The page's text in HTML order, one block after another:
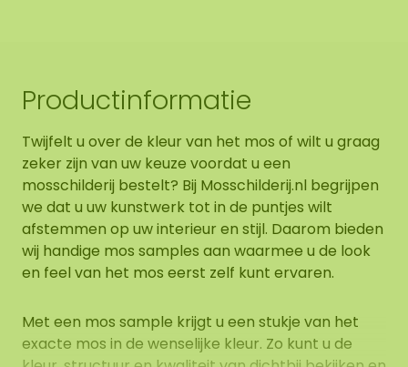
Productinformatie
Twijfelt u over de kleur van het mos of wilt u graag
zeker zijn van uw keuze voordat u een
mosschilderij bestelt? Bij Mosschilderij.nl begrijpen
we dat u uw kunstwerk tot in de puntjes wilt
afstemmen op uw interieur en stijl. Daarom bieden
wij handige mos samples aan waarmee u de look
en feel van het mos eerst zelf kunt ervaren.
Met een mos sample krijgt u een stukje van het
exacte mos in de wenselijke kleur. Zo kunt u de